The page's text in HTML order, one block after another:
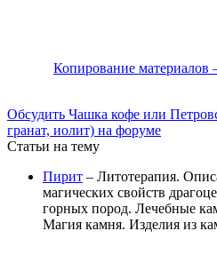
Копирование материалов
Обсудить Чашка кофе или
гранат, иолит) на форуме
Статьи на тему
Пирит – Литотерапия.
магических свойств
горных пород. Лечебные
Магия камня. Изделия из